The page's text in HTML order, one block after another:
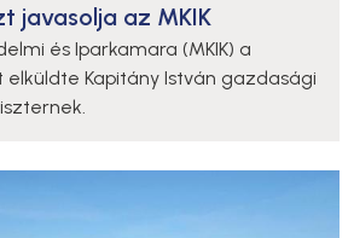
javasolja az MKIK
és Iparkamara (MKIK) a
Kapitány István gazdasági